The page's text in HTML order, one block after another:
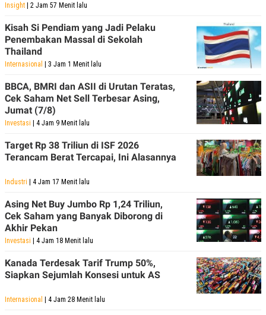
Insight | 2 Jam 57 Menit lalu
Kisah Si Pendiam yang Jadi Pelaku
Penembakan Massal di Sekolah
Thailand
Internasional | 3 Jam 1 Menit lalu
BBCA, BMRI dan ASII di Urutan Teratas,
Cek Saham Net Sell Terbesar Asing,
Jumat (7/8)
Investasi | 4 Jam 9 Menit lalu
Target Rp 38 Triliun di ISF 2026
Terancam Berat Tercapai, Ini Alasannya
Industri | 4 Jam 17 Menit lalu
Asing Net Buy Jumbo Rp 1,24 Triliun,
Cek Saham yang Banyak Diborong di
Akhir Pekan
Investasi | 4 Jam 18 Menit lalu
Kanada Terdesak Tarif Trump 50%,
Siapkan Sejumlah Konsesi untuk AS
Internasional | 4 Jam 28 Menit lalu